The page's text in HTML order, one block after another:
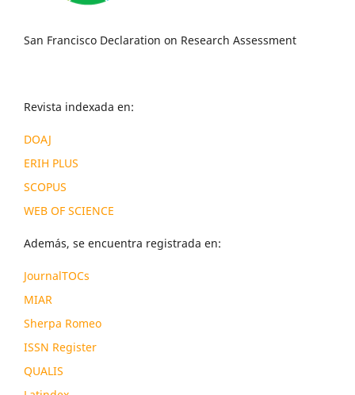
San Francisco Declaration on Research Assessment
Revista indexada en:
DOAJ
ERIH PLUS
SCOPUS
WEB OF SCIENCE
Además, se encuentra registrada en:
JournalTOCs
MIAR
Sherpa Romeo
ISSN Register
QUALIS